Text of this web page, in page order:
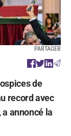
PARTAGER
de
record avec
annoncé la